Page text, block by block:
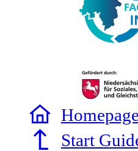
Homepage
Start